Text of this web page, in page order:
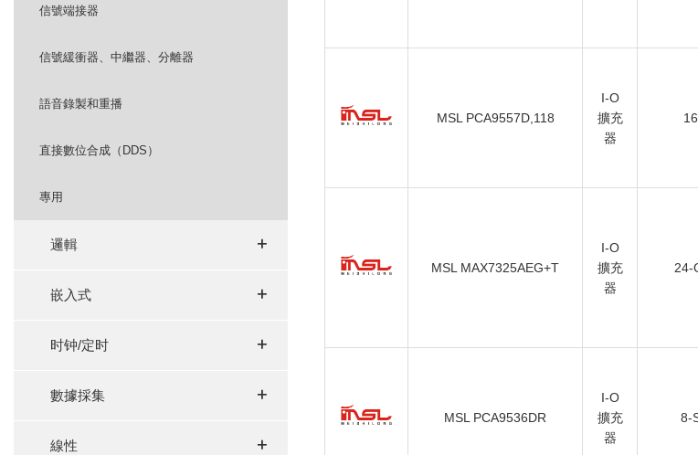
信號端接器
信號緩衝器、中繼器、分離器
語音錄製和重播
直接數位合成（DDS）
專用
邏輯 +
+
嵌入式 +
+
时钟/定时 +
+
數據採集 +
+
線性 +
+
MSL PCA9557D,118
I-O
擴充
器
MSL MAX7325AEG+T
I-O
擴充
器
24-
MSL PCA9536DR
I-O
擴充
器
8-